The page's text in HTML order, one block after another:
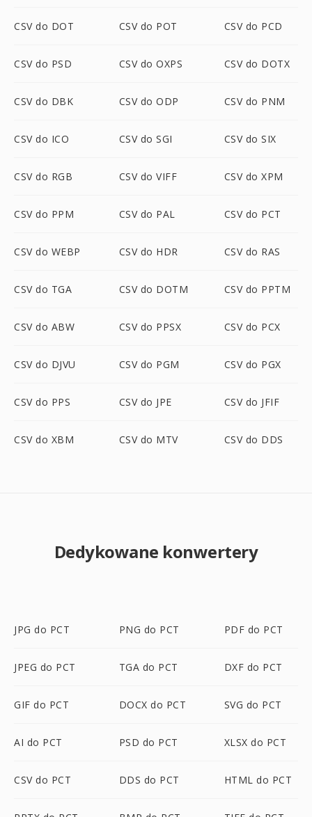
CSV do DOT CSV do POT CSV do PCD
CSV do PSD CSV do OXPS CSV do DOTX
CSV do DBK CSV do ODP CSV do PNM
CSV do ICO CSV do SGI CSV do SIX
CSV do RGB CSV do VIFF CSV do XPM
CSV do PPM CSV do PAL CSV do PCT
CSV do WEBP CSV do HDR CSV do RAS
CSV do TGA CSV do DOTM CSV do PPTM
CSV do ABW CSV do PPSX CSV do PCX
CSV do DJVU CSV do PGM CSV do PGX
CSV do PPS CSV do JPE CSV do JFIF
CSV do XBM CSV do MTV CSV do DDS
Dedykowane konwertery
JPG do PCT PNG do PCT PDF do PCT
JPEG do PCT TGA do PCT DXF do PCT
GIF do PCT DOCX do PCT SVG do PCT
AI do PCT PSD do PCT XLSX do PCT
CSV do PCT DDS do PCT HTML do PCT